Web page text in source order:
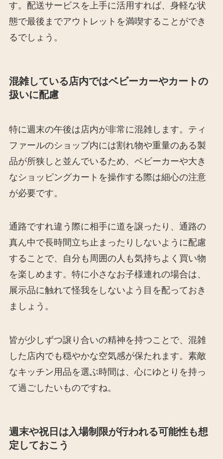
す。配送サービスを上手に活用すれば、身軽な状
態で最後までアウトレットを満喫することができ
るでしょう。
混雑している店内ではベビーカーやカートの
扱いに配慮
特に週末の午後は店内が非常に混雑します。ティ
ファールのショップ内には割れ物や重量のある製
品が所狭しと並んでいるため、ベビーカーや大き
なショッピングカートを操作する際は細心の注意
が必要です。
通路ですれ違う際に相手に道を譲ったり、通路の
真ん中で長時間立ち止まったりしないように配慮
することで、自分も周囲の人も気持ちよく買い物
を楽しめます。特に小さなお子様連れの場合は、
展示品に触れて怪我をしないよう目を配っておき
ましょう。
皆が少しずつ譲り合いの精神を持つことで、混雑
した店内でも穏やかな空気感が保たれます。素敵
なキッチン用品を選ぶ時間は、心にゆとりを持っ
て過ごしたいものですね。
週末や祝日は入場制限が行われる可能性も想
定しておこう